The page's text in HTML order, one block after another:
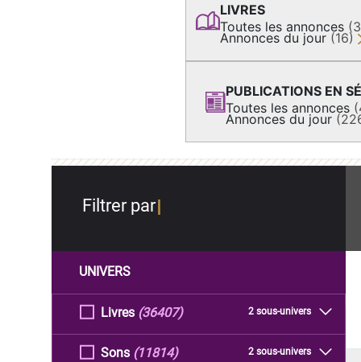
LIVRES
Toutes les annonces
Annonces du jour (16)
PUBLICATIONS EN
Toutes les annonces
Annonces du jour
Filtrer par
UNIVERS
Livres 2 sous-univers
(36407)
Sons 2 sous-univers
(11814)